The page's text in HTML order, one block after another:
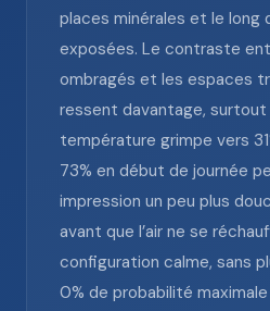
places minérales et le long
exposées. Le contraste
ombragés et les espaces
ressent davantage, surtout
température grimpe vers
73% en début de journée
impression un peu plus
avant que l’air ne se
configuration calme, sans
0% de probabilité